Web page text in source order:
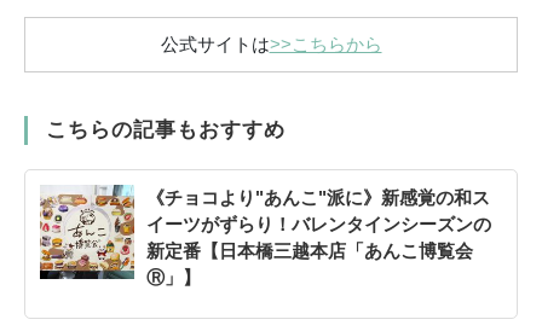
公式サイトは>>こちらから
こちらの記事もおすすめ
《チョコより"あんこ"派に》新感覚の和ス
イーツがずらり！バレンタインシーズンの
新定番【日本橋三越本店「あんこ博覧会
Ⓡ」】